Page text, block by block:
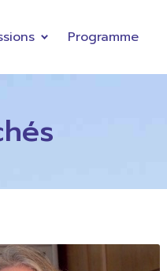
Programme